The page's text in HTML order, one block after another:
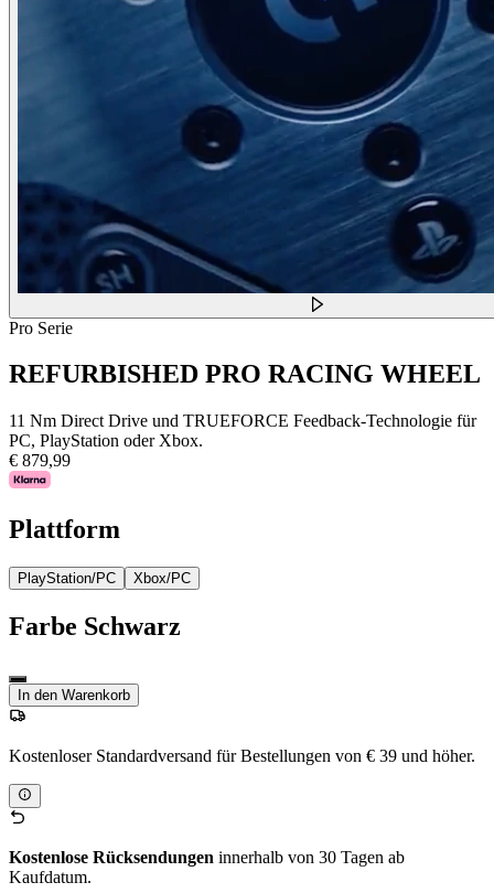
Pro Serie
REFURBISHED PRO RACING WHEEL
11 Nm Direct Drive und TRUEFORCE Feedback-Technologie für
PC, PlayStation oder Xbox.
€ 879,99
Plattform
PlayStation/PC Xbox/PC
Farbe Schwarz
In den Warenkorb
Kostenloser Standardversand für Bestellungen von € 39 und höher.
Kostenlose Rücksendungen innerhalb von 30 Tagen ab
Kaufdatum.